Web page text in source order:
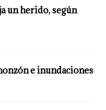
un herido, según
e inundaciones